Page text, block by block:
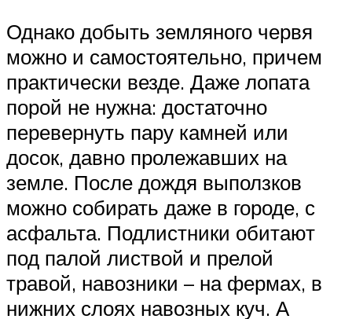
Однако добыть земляного червя
можно и самостоятельно, причем
практически везде. Даже лопата
порой не нужна: достаточно
перевернуть пару камней или
досок, давно пролежавших на
земле. После дождя выползков
можно собирать даже в городе, с
асфальта. Подлистники обитают
под палой листвой и прелой
травой, навозники – на фермах, в
нижних слоях навозных куч. А